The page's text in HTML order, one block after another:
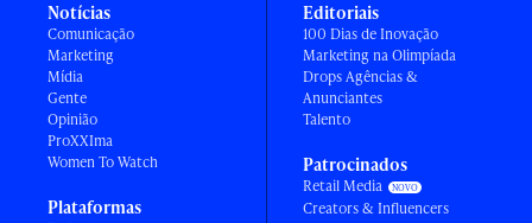
Notícias
Comunicação
Marketing
Mídia
Gente
Opinião
ProXXIma
Women To Watch
Plataformas
Editoriais
100 Dias de Inovação
Marketing na Olimpíada
Drops Agências &
Anunciantes
Talento
Patrocinados
Retail Media
Creators & Influencers